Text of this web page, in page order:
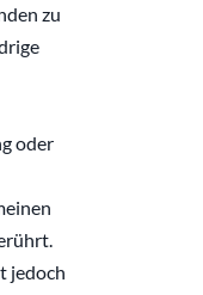
zu
oder
jedoch